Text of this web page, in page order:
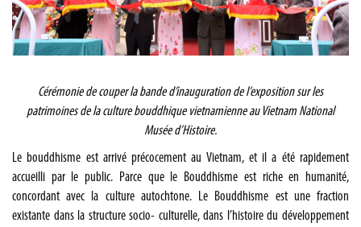
Cérémonie de couper la bande d’inauguration de l’exposition sur les
patrimoines de la culture bouddhique vietnamienne au Vietnam National
Musée d’Histoire.
Le bouddhisme est arrivé précocement au Vietnam, et il a été rapidement
accueilli par le public. Parce que le Bouddhisme est riche en humanité,
concordant avec la culture autochtone. Le Bouddhisme est une fraction
existante dans la structure socio- culturelle, dans l’histoire du développement